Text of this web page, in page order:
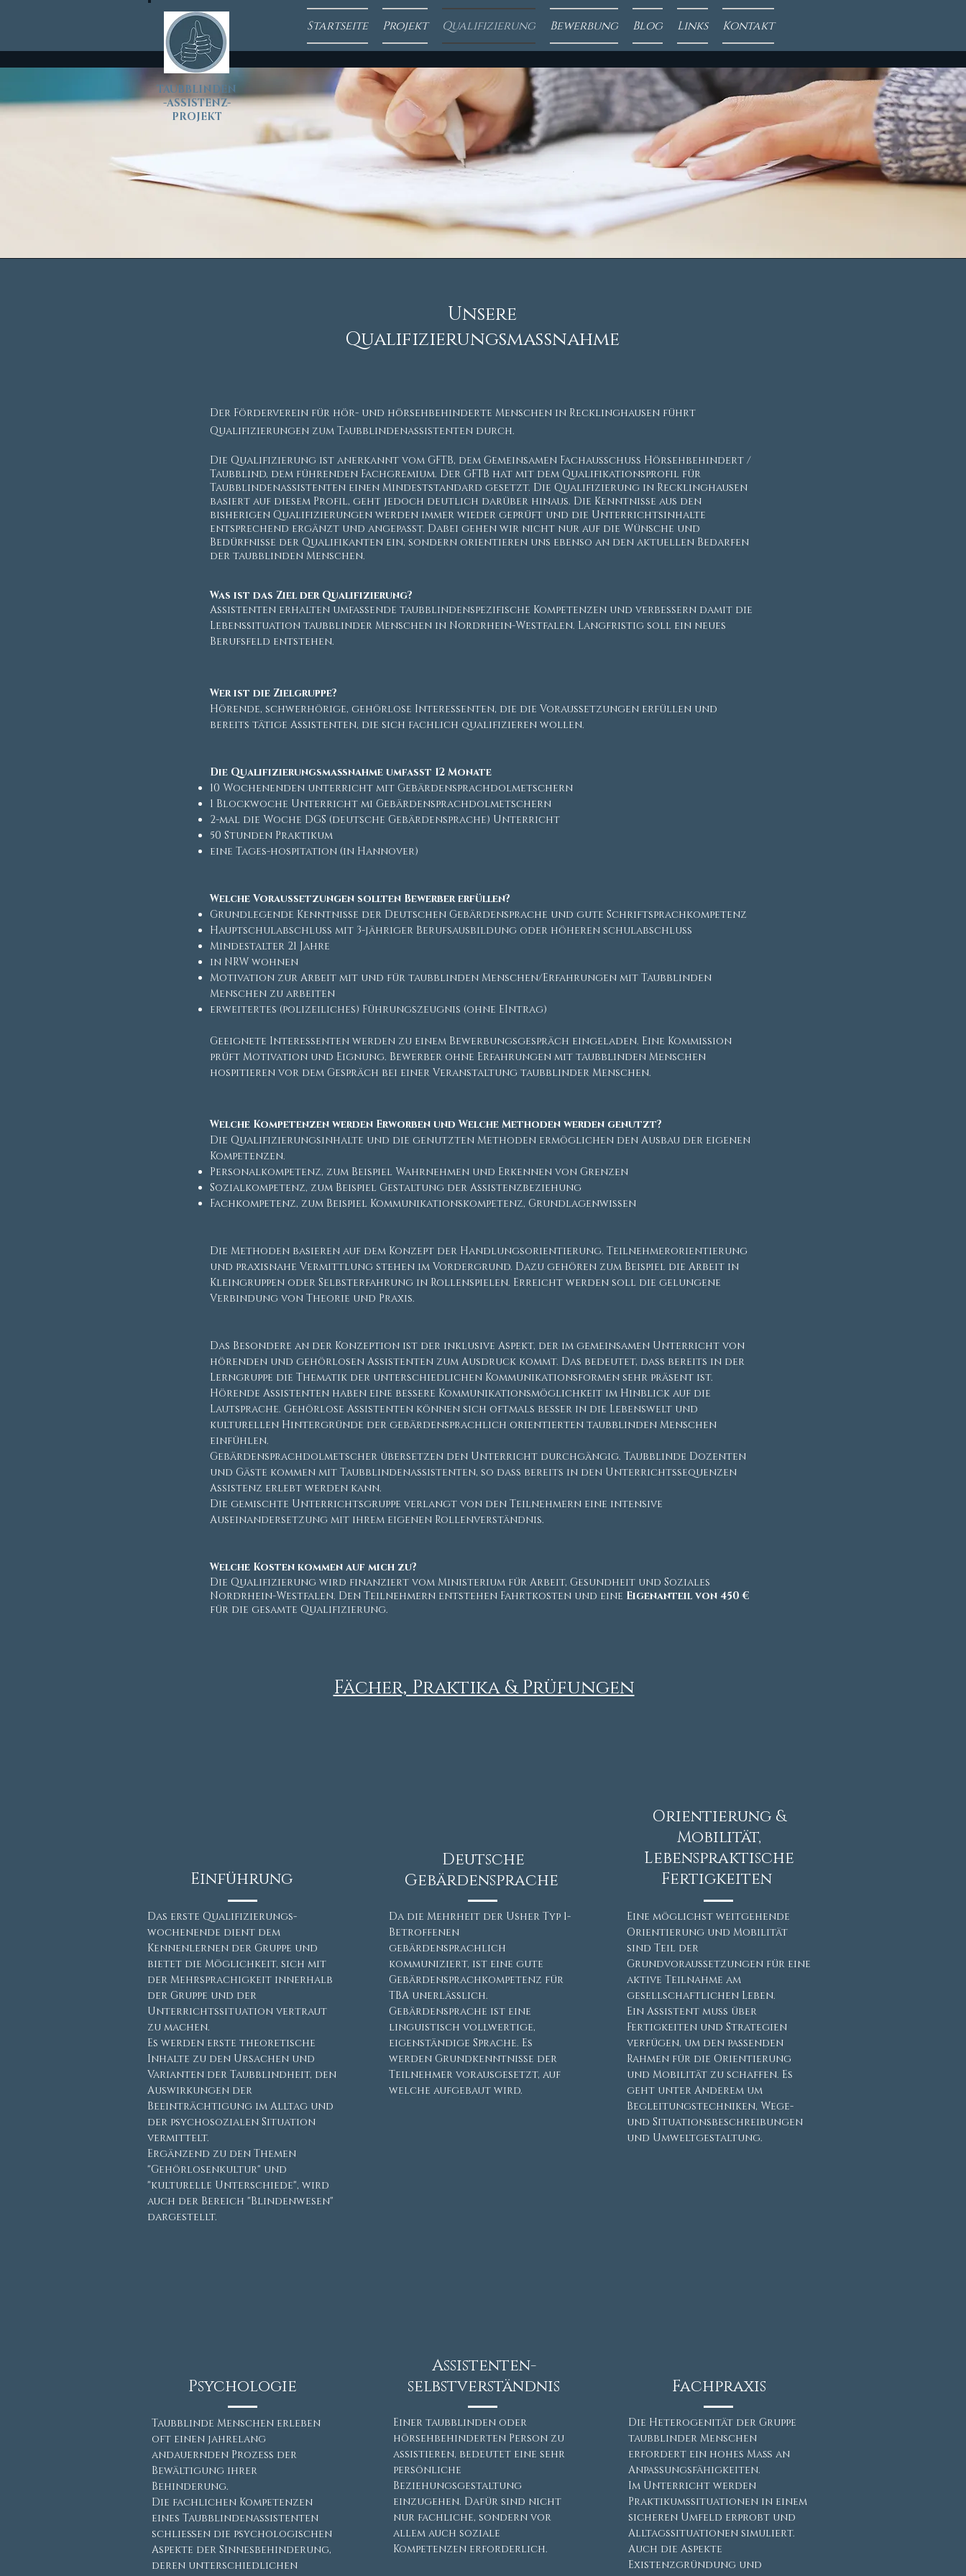
Startseite Projekt Qualifizierung Bewerbung Blog Links Kontakt
Unsere
Qualifizierungsmaßnahme
Der Förderverein für hör- und hörsehbehinderte Menschen in Recklinghausen führt
Qualifizierungen zum Taubblindenassistenten durch.
Die Qualifizierung ist anerkannt vom GFTB, dem Gemeinsamen Fachausschuss Hörsehbehindert /
Taubblind, dem führenden Fachgremium. Der GFTB hat mit dem Qualifikationsprofil für
Taubblindenassistenten einen Mindeststandard gesetzt. Die Qualifizierung in Recklinghausen
basiert auf diesem Profil, geht jedoch deutlich darüber hinaus. Die Kenntnisse aus den
bisherigen Qualifizierungen werden immer wieder geprüft und die Unterrichtsinhalte
entsprechend ergänzt und angepasst. Dabei gehen wir nicht nur auf die Wünsche und
Bedürfnisse der Qualifikanten ein, sondern orientieren uns ebenso an den aktuellen Bedarfen
der taubblinden Menschen.
Was ist das Ziel der Qualifizierung?
Assistenten erhalten umfassende taubblindenspezifische Kompetenzen und verbessern damit die
Lebenssituation taubblinder Menschen in Nordrhein-Westfalen. Langfristig soll ein neues
Berufsfeld entstehen.
Wer ist die Zielgruppe?
Hörende, schwerhörige, gehörlose Interessenten, die die Voraussetzungen erfüllen und
bereits tätige Assistenten, die sich fachlich qualifizieren wollen.
Die Qualifizierungsmaßnahme umfasst 12 Monate
10 Wochenenden unterricht mit Gebärdensprachdolmetschern
1 Blockwoche Unterricht mi Gebärdensprachdolmetschern
2-mal die Woche DGS (deutsche Gebärdensprache) Unterricht
50 Stunden Praktikum
eine Tages-hospitation (in Hannover)
Welche Voraussetzungen sollten Bewerber erfüllen?
Grundlegende Kenntnisse der Deutschen Gebärdensprache und gute Schriftsprachkompetenz
Hauptschulabschluss mit 3-jähriger Berufsausbildung oder höheren schulabschluss
Mindestalter 21 Jahre
in NRW wohnen
Motivation zur Arbeit mit und für taubblinden Menschen/Erfahrungen mit Taubblinden
Menschen zu arbeiten
erweitertes (polizeiliches) Führungszeugnis (ohne EIntrag)
Geeignete Interessenten werden zu einem Bewerbungsgespräch eingeladen. Eine Kommission
prüft Motivation und Eignung. Bewerber ohne Erfahrungen mit taubblinden Menschen
hospitieren vor dem Gespräch bei einer Veranstaltung taubblinder Menschen.
Welche Kompetenzen werden Erworben und Welche Methoden werden genutzt?
Die Qualifizierungsinhalte und die genutzten Methoden ermöglichen den Ausbau der eigenen
Kompetenzen.
Personalkompetenz, zum Beispiel Wahrnehmen und Erkennen von Grenzen
Sozialkompetenz, zum Beispiel Gestaltung der Assistenzbeziehung
Fachkompetenz, zum Beispiel Kommunikationskompetenz, Grundlagenwissen
Die Methoden basieren auf dem Konzept der Handlungsorientierung. Teilnehmerorientierung
und praxisnahe Vermittlung stehen im Vordergrund. Dazu gehören zum Beispiel die Arbeit in
Kleingruppen oder Selbsterfahrung in Rollenspielen. Erreicht werden soll die gelungene
Verbindung von Theorie und Praxis.
Das Besondere an der Konzeption ist der inklusive Aspekt, der im gemeinsamen Unterricht von
hörenden und gehörlosen Assistenten zum Ausdruck kommt. Das bedeutet, dass bereits in der
Lerngruppe die Thematik der unterschiedlichen Kommunikationsformen sehr präsent ist.
Hörende Assistenten haben eine bessere Kommunikationsmöglichkeit im Hinblick auf die
Lautsprache. Gehörlose Assistenten können sich oftmals besser in die Lebenswelt und
kulturellen Hintergründe der gebärdensprachlich orientierten taubblinden Menschen
einfühlen.
Gebärdensprachdolmetscher übersetzen den Unterricht durchgängig. Taubblinde Dozenten
und Gäste kommen mit Taubblindenassistenten, so dass bereits in den Unterrichtssequenzen
Assistenz erlebt werden kann.
Die gemischte Unterrichtsgruppe verlangt von den Teilnehmern eine intensive
Auseinandersetzung mit ihrem eigenen Rollenverständnis.
Welche Kosten kommen auf mich zu?
Die Qualifizierung wird finanziert vom Ministerium für Arbeit, Gesundheit und Soziales
Nordrhein-Westfalen. Den Teilnehmern entstehen Fahrtkosten und eine Eigenanteil von 450 €
für die gesamte Qualifizierung.
Fächer, Praktika & Prüfungen
Einführung
Das erste Qualifizierungs-
wochenende dient dem
Kennenlernen der Gruppe und
bietet die Möglichkeit, sich mit
der Mehrsprachigkeit innerhalb
der Gruppe und der
Unterrichtssituation vertraut
zu machen.
Es werden erste theoretische
Inhalte zu den Ursachen und
Varianten der Taubblindheit, den
Auswirkungen der
Beeinträchtigung im Alltag und
der psychosozialen Situation
vermittelt.
Ergänzend zu den Themen
"Gehörlosenkultur" und
"kulturelle Unterschiede", wird
auch der Bereich "Blindenwesen"
dargestellt.
Deutsche
Gebärdensprache
Da die Mehrheit der Usher Typ 1-
Betroffenen
gebärdensprachlich
kommuniziert, ist eine gute
Gebärdensprachkompetenz für
TBA unerlässlich.
Gebärdensprache ist eine
linguistisch vollwertige,
eigenständige Sprache. Es
werden Grundkenntnisse der
Teilnehmer vorausgesetzt, auf
welche aufgebaut wird.
Orientierung &
Mobilität,
Lebenspraktische
Fertigkeiten
Eine möglichst weitgehende
Orientierung und Mobilität
sind Teil der
Grundvoraussetzungen für eine
aktive Teilnahme am
gesellschaftlichen Leben.
Ein Assistent muss über
Fertigkeiten und Strategien
verfügen, um den passenden
Rahmen für die Orientierung
und Mobilität zu schaffen. Es
geht unter Anderem um
Begleitungstechniken, Wege-
und Situationsbeschreibungen
und Umweltgestaltung.
Psychologie
Taubblinde Menschen erleben
oft einen jahrelang
andauernden Prozess der
Bewältigung ihrer
Behinderung.
Die fachlichen Kompetenzen
eines Taubblindenassistenten
schließen die psychologischen
Aspekte der Sinnesbehinderung,
deren unterschiedlichen
Assistenten-
selbstverständnis
Einer taubblinden oder
hörsehbehinderten Person zu
assistieren, bedeutet eine sehr
persönliche
Beziehungsgestaltung
einzugehen. Dafür sind nicht
nur fachliche, sondern vor
allem auch soziale
Kompetenzen erforderlich.
Fachpraxis
Die Heterogenität der Gruppe
taubblinder Menschen
erfordert ein hohes Maß an
Anpassungsfähigkeiten.
Im Unterricht werden
Praktikumssituationen in einem
sicheren Umfeld erprobt und
Alltagssituationen simuliert.
Auch die Aspekte
Existenzgründung und
TAUBBLINDEN
-ASSISTENZ-
PROJEKT